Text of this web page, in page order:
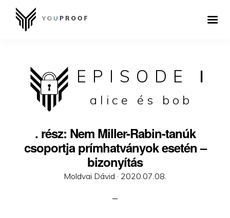
EPISODE I
alice és bob
. rész: Nem Miller-Rabin-tanúk
csoportja prímhatványok esetén –
bizonyítás
Moldvai Dávid · Posted
2020.07.08.